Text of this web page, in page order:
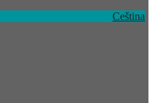
Ceština